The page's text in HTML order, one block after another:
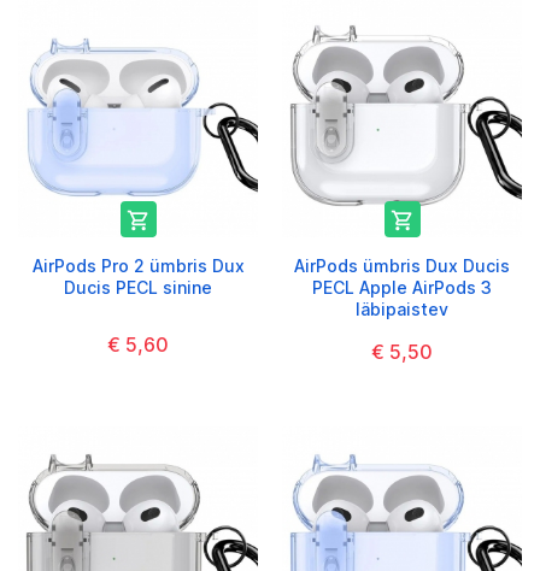

AirPods Pro 2 ümbris Dux
Ducis PECL sinine
€ 5,60

AirPods ümbris Dux Ducis
PECL Apple AirPods 3
läbipaistev
€ 5,50